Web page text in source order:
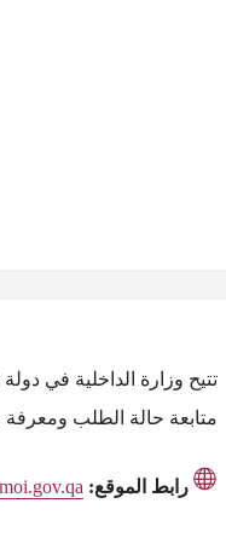
تتيح وزارة الداخلية في
متابعة حالة الطلب ومعرفة
رابط الموقع: